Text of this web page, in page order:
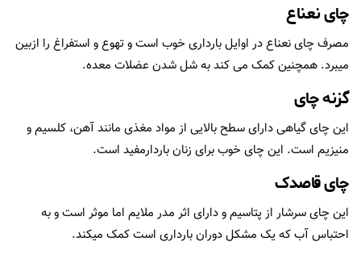
چای نعناع
مصرف چای نعناع در اوایل بارداری خوب است و تهوع و استفراغ را ازبین
میبرد. همچنین کمک می کند به شل شدن عضلات معده.
گزنه چای
این چای گیاهی دارای سطح بالایی از مواد مغذی مانند آهن، کلسیم و
منیزیم است. این چای خوب برای زنان باردارمفید است.
چای قاصدک
این چای سرشار از پتاسیم و دارای اثر مدر ملایم اما موثر است و به
احتباس آب که یک مشکل دوران بارداری است کمک میکند.